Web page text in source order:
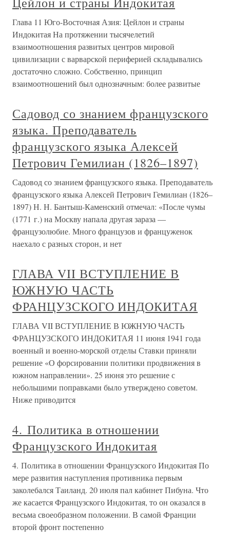
Глава 11 Юго-Восточная Азия: Цейлон и страны
Индокитая На протяжении тысячелетий
взаимоотношения развитых центров мировой
цивилизации с варварской периферией складывались
достаточно сложно. Собственно, принцип
взаимоотношений был однозначным: более развитые
Садовод со знанием французского
языка. Преподаватель
французского языка Алексей
Петрович Гемилиан (1826–1897)
Садовод со знанием французского языка. Преподаватель
французского языка Алексей Петрович Гемилиан (1826–
1897) Н. Н. Бантыш-Каменский отмечал: «После чумы
(1771 г.) на Москву напала другая зараза —
французолюбие. Много французов и француженок
наехало с разных сторон, и нет
ГЛАВА VII ВСТУПЛЕНИЕ В
ЮЖНУЮ ЧАСТЬ
ФРАНЦУЗСКОГО ИНДОКИТАЯ
ГЛАВА VII ВСТУПЛЕНИЕ В ЮЖНУЮ ЧАСТЬ
ФРАНЦУЗСКОГО ИНДОКИТАЯ 11 июня 1941 года
военный и военно-морской отделы Ставки приняли
решение «О форсировании политики продвижения в
южном направлении». 25 июня это решение с
небольшими поправками было утверждено советом.
Ниже приводится
4. Политика в отношении
Французского Индокитая
4. Политика в отношении Французского Индокитая По
мере развития наступления противника первым
заколебался Таиланд. 20 июля пал кабинет Пибуна. Что
же касается Французского Индокитая, то он оказался в
весьма своеобразном положении. В самой Франции
второй фронт постепенно